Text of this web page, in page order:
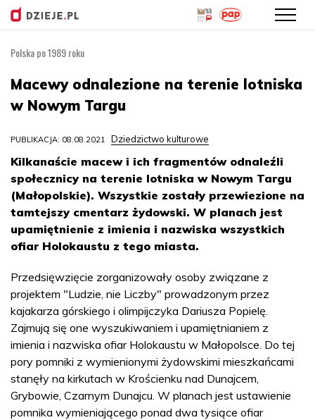
treści
Polska po 1989 roku
Macewy odnalezione na terenie lotniska
w Nowym Targu
PUBLIKACJA: 08.08.2021 Dziedzictwo kulturowe
Kilkanaście macew i ich fragmentów odnaleźli
społecznicy na terenie lotniska w Nowym Targu
(Małopolskie). Wszystkie zostały przewiezione na
tamtejszy cmentarz żydowski. W planach jest
upamiętnienie z imienia i nazwiska wszystkich
ofiar Holokaustu z tego miasta.
Przedsięwzięcie zorganizowały osoby związane z
projektem "Ludzie, nie Liczby" prowadzonym przez
kajakarza górskiego i olimpijczyka Dariusza Popielę.
Zajmują się one wyszukiwaniem i upamiętnianiem z
imienia i nazwiska ofiar Holokaustu w Małopolsce. Do tej
pory pomniki z wymienionymi żydowskimi mieszkańcami
stanęły na kirkutach w Krościenku nad Dunajcem,
Grybowie, Czarnym Dunajcu. W planach jest ustawienie
pomnika wymieniającego ponad dwa tysiące ofiar